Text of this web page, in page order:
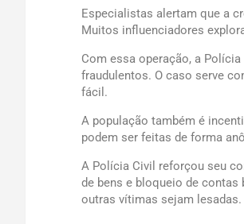
Especialistas alertam que a
Muitos influenciadores
Com essa operação, a
fraudulentos. O caso serve
fácil.
A população também é
podem ser feitas de forma
A Polícia Civil reforçou seu
de bens e bloqueio de contas
outras vítimas sejam lesadas.